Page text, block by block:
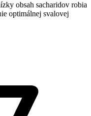
obsah sacharidov robia
optimálnej svalovej